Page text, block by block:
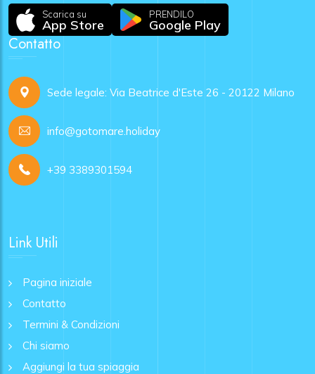
Scarica su
App Store
PRENDILO
Google Play
Contatto
Sede legale: Via Beatrice d'Este 26 - 20122 Milano
info@gotomare.holiday
+39 3389301594
Link Utili
Pagina iniziale
Contatto
Termini & Condizioni
Chi siamo
Aggiungi la tua spiaggia